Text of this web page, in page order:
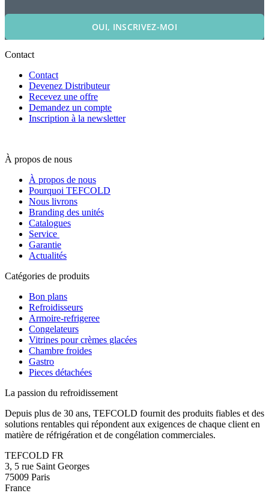
OUI, INSCRIVEZ-MOI
Contact
Contact
Devenez Distributeur
Recevez une offre
Demandez un compte
Inscription à la newsletter
À propos de nous
À propos de nous
Pourquoi TEFCOLD
Nous livrons
Branding des unités
Catalogues
Service
Garantie
Actualités
Catégories de produits
Bon plans
Refroidisseurs
Armoire-refrigeree
Congelateurs
Vitrines pour crèmes glacées
Chambre froides
Gastro
Pieces détachées
La passion du refroidissement
Depuis plus de 30 ans, TEFCOLD fournit des produits fiables et des
solutions rentables qui répondent aux exigences de chaque client en
matière de réfrigération et de congélation commerciales.
TEFCOLD FR
3, 5 rue Saint Georges
75009 Paris
France